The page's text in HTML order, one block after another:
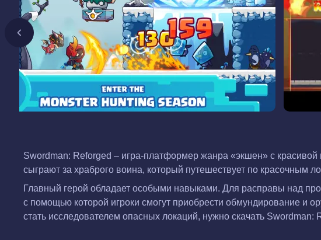
Swordman: Reforged – игра-платформер жанра «экшен» с
сыграют за храброго воина, который путешествует по
Главный герой обладает особыми навыками. Для расправы над
с помощью которой игроки смогут приобрести обмундирование и
стать исследователем опасных локаций, нужно скачать Swordman: